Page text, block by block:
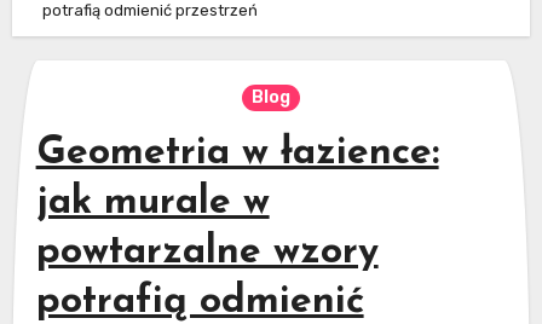
potrafią odmienić przestrzeń
Blog
Geometria w łazience:
jak murale w
powtarzalne wzory
potrafią odmienić